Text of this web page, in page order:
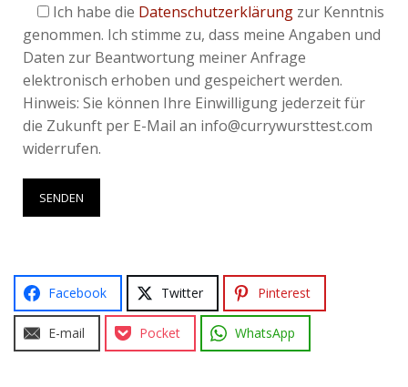
Ich habe die Datenschutzerklärung zur Kenntnis
genommen. Ich stimme zu, dass meine Angaben und
Daten zur Beantwortung meiner Anfrage
elektronisch erhoben und gespeichert werden.
Hinweis: Sie können Ihre Einwilligung jederzeit für
die Zukunft per E-Mail an info@currywursttest.com
widerrufen.
Facebook Twitter Pinterest
E-mail Pocket WhatsApp